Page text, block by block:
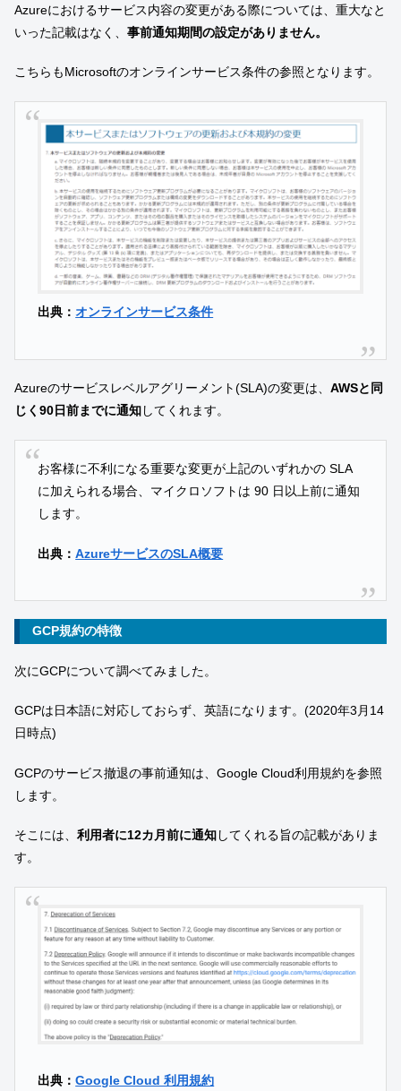
Azureにおけるサービス内容の変更がある際については、重大なと
いった記載はなく、 事前通知期間の設定がありません。
こちらもMicrosoftのオンラインサービス条件の参照となります。
出典：オンラインサービス条件
Azureのサービスレベルアグリーメント(SLA)の変更は、 AWSと同
じく90日前までに通知してくれます。
お客様に不利になる重要な変更が上記のいずれかの SLA
に加えられる場合、マイクロソフトは 90 日以上前に通知
します。
出典：AzureサービスのSLA概要
GCP規約の特徴
次にGCPについて調べてみました。
GCPは日本語に対応しておらず、英語になります。(2020年3月14
日時点)
GCPのサービス撤退の事前通知は、Google Cloud利用規約を参照
します。
そこには、 利用者に12カ月前に通知してくれる旨の記載がありま
す。
出典：Google Cloud 利用規約